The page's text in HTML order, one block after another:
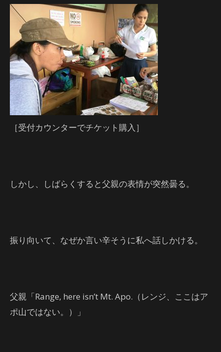
［受付カウンターでチケット購入］
しかし、しばらくすると父親の表情が突然曇る。
振り向いて、なぜか言い辛そうに私へ話しかける。
父親「Range, here isn’t Mt. Apo.（レンジ、ここはア
ポ山ではない。）」